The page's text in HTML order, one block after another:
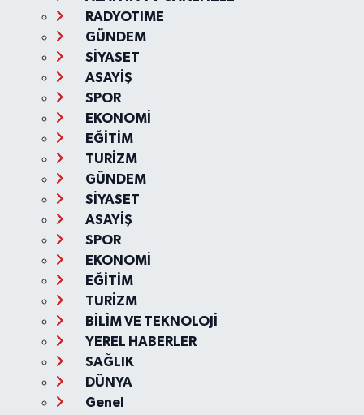
RADYOTIME
GÜNDEM
SİYASET
ASAYİŞ
SPOR
EKONOMİ
EĞİTİM
TURİZM
GÜNDEM
SİYASET
ASAYİŞ
SPOR
EKONOMİ
EĞİTİM
TURİZM
BİLİM VE TEKNOLOJİ
YEREL HABERLER
SAĞLIK
DÜNYA
Genel